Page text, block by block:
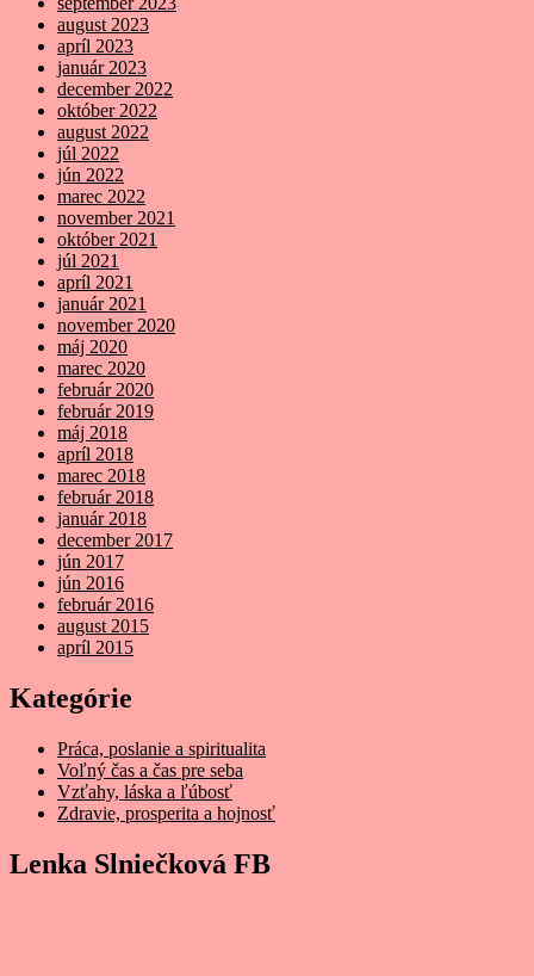
august 2023
apríl 2023
január 2023
december 2022
október 2022
august 2022
júl 2022
jún 2022
marec 2022
november 2021
október 2021
júl 2021
apríl 2021
január 2021
november 2020
máj 2020
marec 2020
február 2020
február 2019
máj 2018
apríl 2018
marec 2018
február 2018
január 2018
december 2017
jún 2017
jún 2016
február 2016
august 2015
apríl 2015
Kategórie
Práca, poslanie a spiritualita
Voľný čas a čas pre seba
Vzťahy, láska a ľúbosť
Zdravie, prosperita a hojnosť
Lenka Slniečková FB